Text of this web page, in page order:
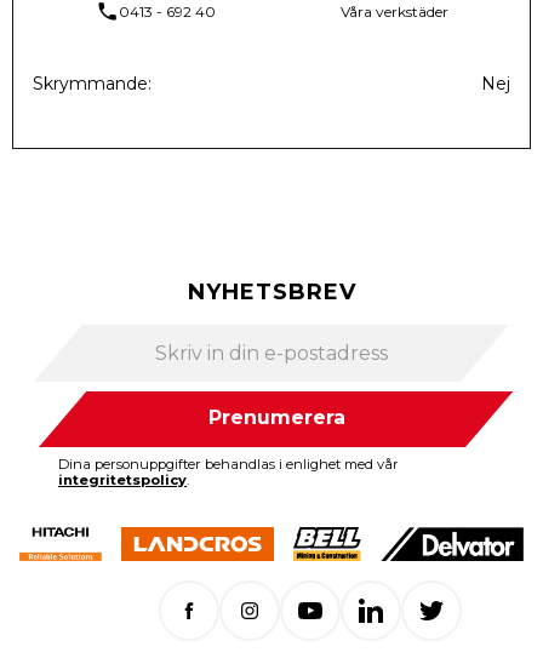
phone 0413 - 692 40 Våra verkstäder
Skrymmande Nej
NYHETSBREV
Prenumerera
Dina personuppgifter behandlas i enlighet med vår
integritetspolicy.